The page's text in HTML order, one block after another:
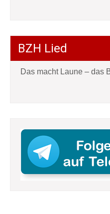
BZH Lied
Das macht Laune – das